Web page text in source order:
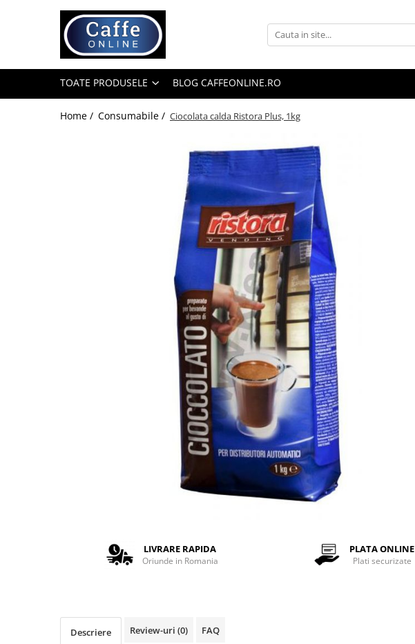
Toate Produsele
Capsule Cafea
Pliculete Zahar si Miere
TOATE PRODUSELE BLOG CAFFEONLINE.RO
Home / Consumabile / Ciocolata calda Ristora Plus, 1kg
LIVRARE RAPIDA
Oriunde in Romania
PLATA ONLINE
Plati securizate
Descriere Review-uri (0) FAQ